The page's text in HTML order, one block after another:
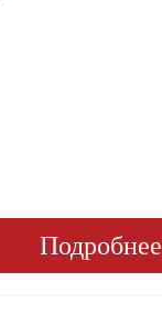
Подробнее